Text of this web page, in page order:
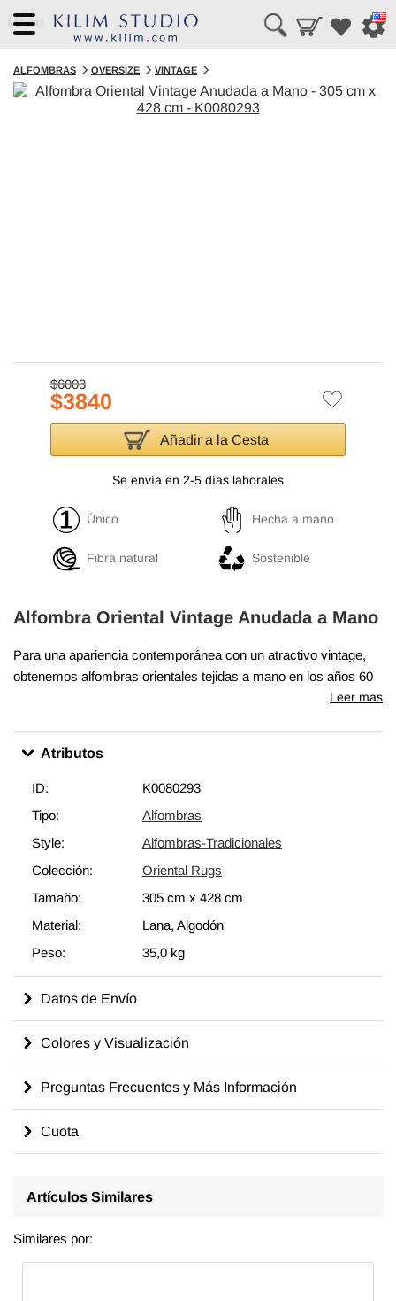
Menu
ALFOMBRAS OVERSIZE VINTAGE
$6003
$3840
Añadir a la Cesta
Se envía en 2-5 días laborales
Único Hecha a mano
Fibra natural Sostenible
Alfombra Oriental Vintage Anudada a Mano
Para una apariencia contemporánea con un atractivo vintage,
obtenemos alfombras orientales tejidas a mano en los años 60
y 70 en excelentes condiciones y recortamos cuidadosamente
x 428 cm. Además de ser únicas y hechas a mano, estas
alfombras hacen una declaración muy especial acerca de unir
través del tiempo con un aspecto encantador que complementa
cualquier decoración moderna. Eche un vistazo a nuestro
artículo Obtenga la Apariencia "Vivida" para obtener más
información sobre alfombras orientales vintage "angustiadas".
Leer mas
Atributos
ID:
K0080293
Tipo:
Alfombras
Style:
Alfombras-Tradicionales
Colección:
Oriental Rugs
Tamaño:
305 cm x 428 cm
Material:
Lana, Algodón
Peso:
35,0 kg
Datos de Envío
Colores y Visualización
Preguntas Frecuentes y Más Información
Cuota
Artículos Similares
Similares por: